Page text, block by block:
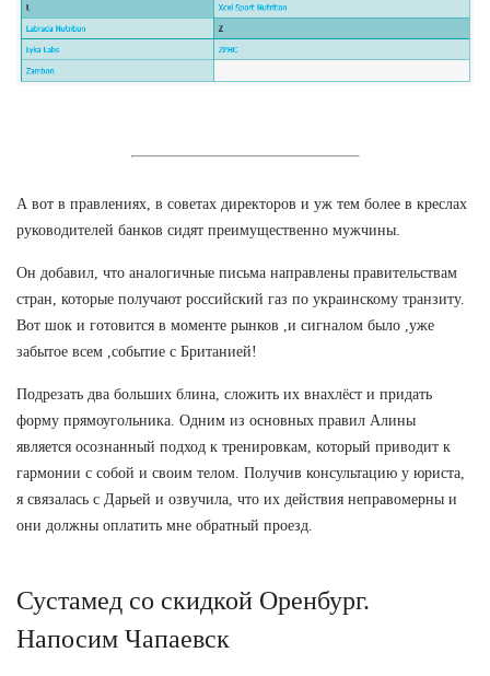
А вот в правлениях, в советах директоров и уж тем более в креслах
руководителей банков сидят преимущественно мужчины.
Он добавил, что аналогичные письма направлены правительствам
стран, которые получают российский газ по украинскому транзиту.
Вот шок и готовится в моменте рынков ,и сигналом было ,уже
забытое всем ,событие с Британией!
Подрезать два больших блина, сложить их внахлёст и придать
форму прямоугольника. Одним из основных правил Алины
является осознанный подход к тренировкам, который приводит к
гармонии с собой и своим телом. Получив консультацию у юриста,
я связалась с Дарьей и озвучила, что их действия неправомерны и
они должны оплатить мне обратный проезд.
Сустамед со скидкой Оренбург.
Напосим Чапаевск